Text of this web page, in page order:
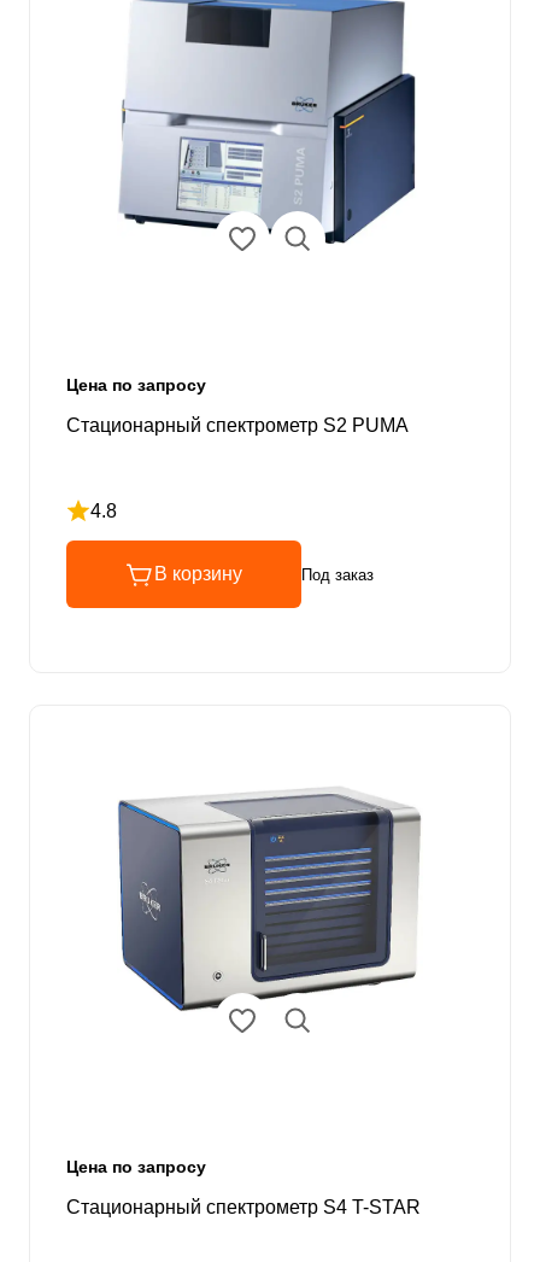
Цена по запросу
Стационарный спектрометр S2 PUMA
4.8
Рейтинг 4.8 из 5
В корзину Под заказ
Цена по запросу
Стационарный спектрометр S4 T-STAR